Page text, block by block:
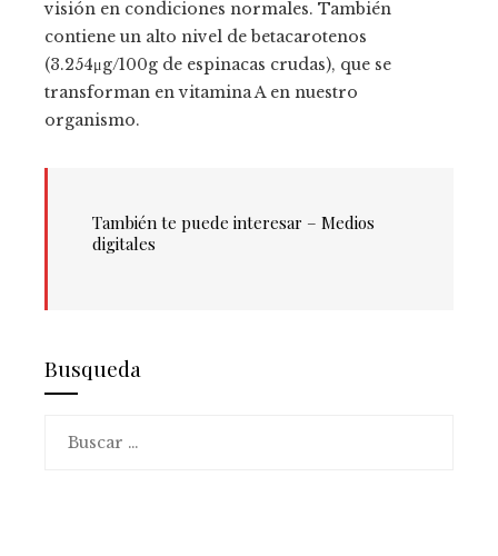
visión en condiciones normales. También
contiene un alto nivel de betacarotenos
(3.254μg/100g de espinacas crudas), que se
transforman en vitamina A en nuestro
organismo.
También te puede interesar – Medios
digitales
Busqueda